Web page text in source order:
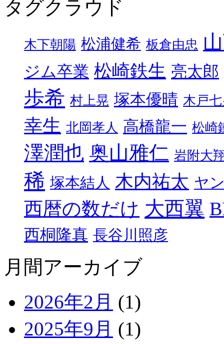
タグクラウド
木下朝陽 松浦健希 板倉由忠
ジム卒業 松崎鉄生 亮太郎
歩希 村上晃 塚本優晴 木戸
幸生 北岡孝人 高橋龍一 松崎
澤潤也 奥山雅仁 岩附大
稀 塚本結人 木内祐太 ヤ
西暦の数だけ 大西翼
西桐隆真 長谷川照彦
月間アーカイブ
2026年2月 (1)
2025年9月 (1)